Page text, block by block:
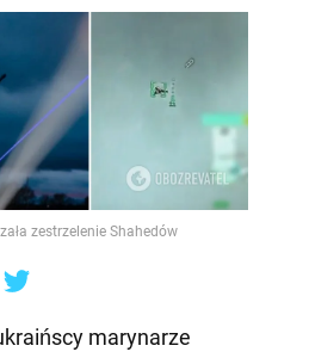
zestrzelenie Shahedów
marynarze